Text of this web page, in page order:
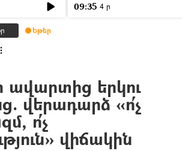
09:35 4 ր
Եթեր
ավարտից երկու
վերադարձ «ո՛չ
ո՛չ
վիճակին